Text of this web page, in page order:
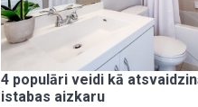
4 populāri veidi kā
istabas aizkaru